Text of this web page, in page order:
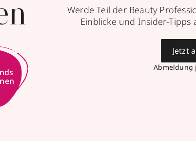
Werde Teil der Beauty
Einblicke und Insider-Tipps
Abmeldung
Jetzt